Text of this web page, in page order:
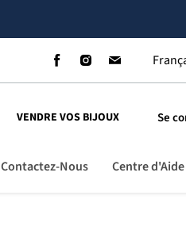
Trouvez-
nous
sur
Trouvez-
nous
sur
Trouvez-
sur
VENDRE VOS BIJOUX Se
Contactez-Nous Centre d'Aide